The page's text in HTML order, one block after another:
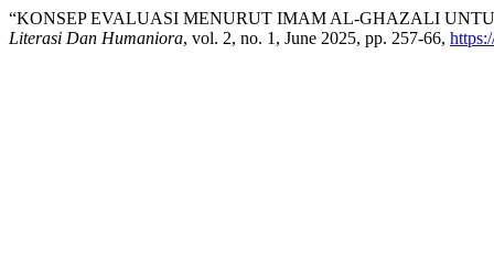
“KONSEP EVALUASI MENURUT IMAM AL-GHAZALI
Literasi Dan Humaniora, vol. 2, no. 1, June 2025, pp. 257-66,